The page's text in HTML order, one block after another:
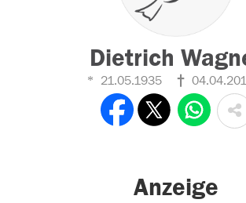
Dietrich
21.05.1935
Anzeige